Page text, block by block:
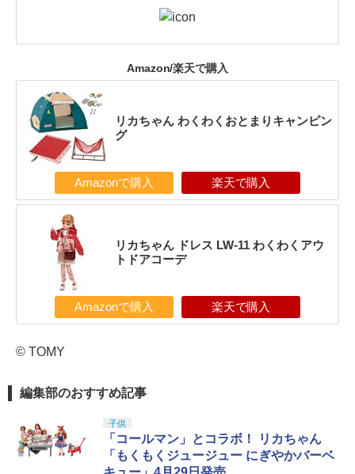
Amazon/楽天で購入
リカちゃん わくわくおとまりキャンピン
グ
Amazonで購入 楽天で購入
リカちゃん ドレス LW-11 わくわくアウ
トドアコーデ
Amazonで購入 楽天で購入
© TOMY
編集部のおすすめ記事
子供
「コールマン」とコラボ！ リカちゃん
「もくもくジュージュー にぎやかバーベ